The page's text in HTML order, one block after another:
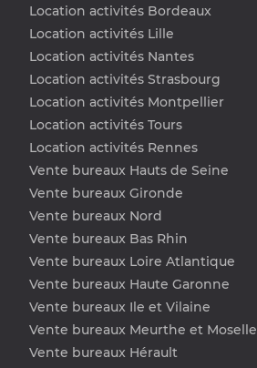
Location activités Bordeaux
Location activités Lille
Location activités Nantes
Location activités Strasbourg
Location activités Montpellier
Location activités Tours
Location activités Rennes
Vente bureaux Hauts de Seine
Vente bureaux Gironde
Vente bureaux Nord
Vente bureaux Bas Rhin
Vente bureaux Loire Atlantique
Vente bureaux Haute Garonne
Vente bureaux Ile et Vilaine
Vente bureaux Meurthe et Moselle
Vente bureaux Hérault